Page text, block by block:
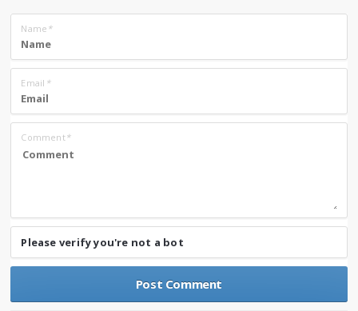
Name *
Email *
Comment*
Please verify you're not a bot